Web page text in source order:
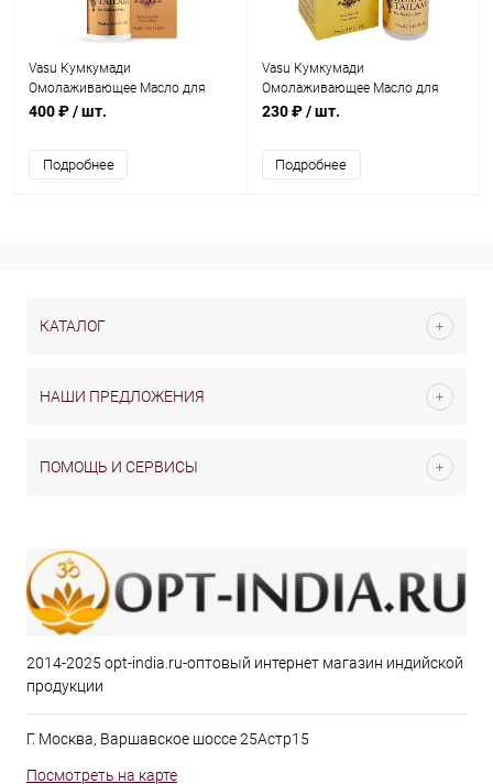
Vasu Кумкумади
Омолаживающее Масло для
Лица 50 мл
400 ₽/ шт.
Подробнее
Vasu Кумкумади
Омолаживающее Масло для
Лица 25 мл
230 ₽/ шт.
Подробнее
КАТАЛОГ
НАШИ ПРЕДЛОЖЕНИЯ
ПОМОЩЬ И СЕРВИСЫ
2014-2025 opt-india.ru-оптовый интернет магазин индийской
продукции
Г. Москва, Варшавское шоссе 25Астр15
Посмотреть на карте